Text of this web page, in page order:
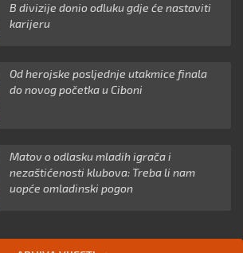
B divizije donio odluku gdje će nastaviti
karijeru
Od herojske posljednje utakmice finala
do novog početka u Ciboni
Matov o odlasku mladih igrača i
nezaštićenosti klubova: Treba li nam
uopće omladinski pogon